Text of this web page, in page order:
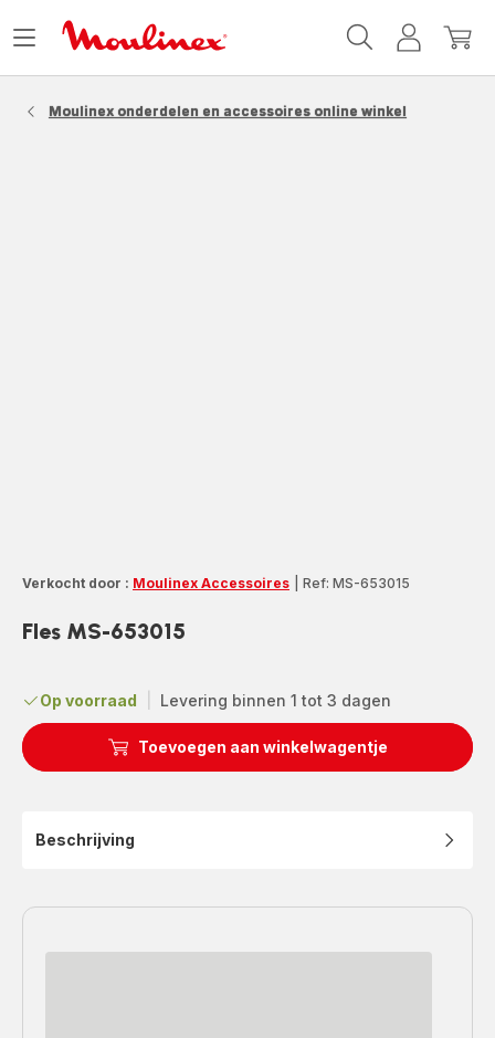
MijnMijn
Menu
Moulinex onderdelen en accessoires online winkel
Verkocht door : Moulinex Accessoires Ref: MS-653015
Fles MS-653015
Op voorraad Levering binnen 1 tot 3 dagen
Toevoegen aan winkelwagentje
Beschrijving